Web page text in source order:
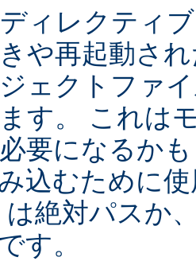
ィレクティ
や再起動さ
ェクトファ
す。 これは
要になるか
込むために
は絶対パスか
す。